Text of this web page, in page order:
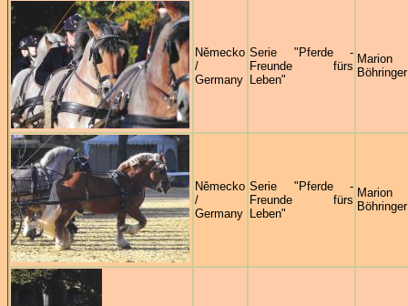
Německo
/
Germany
Serie "Pferde -
Freunde fürs
Leben"
Marion
Böhringer
Německo
/
Germany
Serie "Pferde -
Freunde fürs
Leben"
Marion
Böhringer